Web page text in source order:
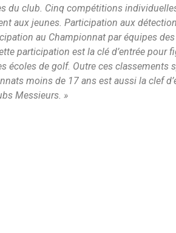
du club. Cinq compétitions
aux jeunes. Participation aux
au Championnat par équipes
participation est la clé d’entrée pour
écoles de golf. Outre ces classements
moins de 17 ans est aussi la clef
Messieurs. »